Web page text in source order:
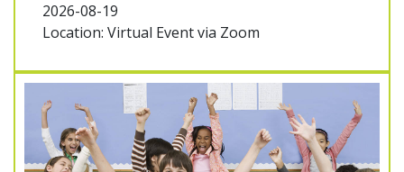
2026-08-19
Location: Virtual Event via Zoom